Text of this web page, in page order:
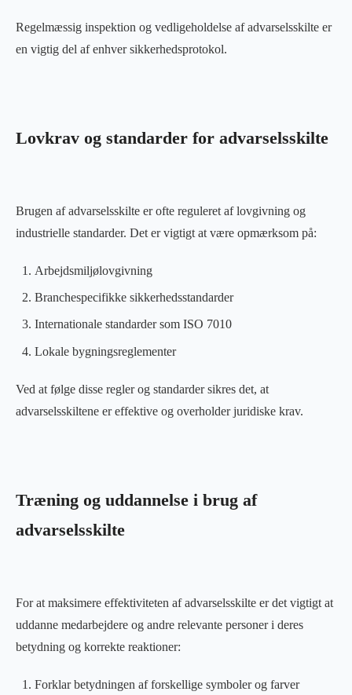
Regelmæssig inspektion og vedligeholdelse af advarselsskilte er
en vigtig del af enhver sikkerhedsprotokol.
Lovkrav og standarder for advarselsskilte
Brugen af advarselsskilte er ofte reguleret af lovgivning og
industrielle standarder. Det er vigtigt at være opmærksom på:
Arbejdsmiljølovgivning
Branchespecifikke sikkerhedsstandarder
Internationale standarder som ISO 7010
Lokale bygningsreglementer
Ved at følge disse regler og standarder sikres det, at
advarselsskiltene er effektive og overholder juridiske krav.
Træning og uddannelse i brug af
advarselsskilte
For at maksimere effektiviteten af advarselsskilte er det vigtigt at
uddanne medarbejdere og andre relevante personer i deres
betydning og korrekte reaktioner:
Forklar betydningen af forskellige symboler og farver